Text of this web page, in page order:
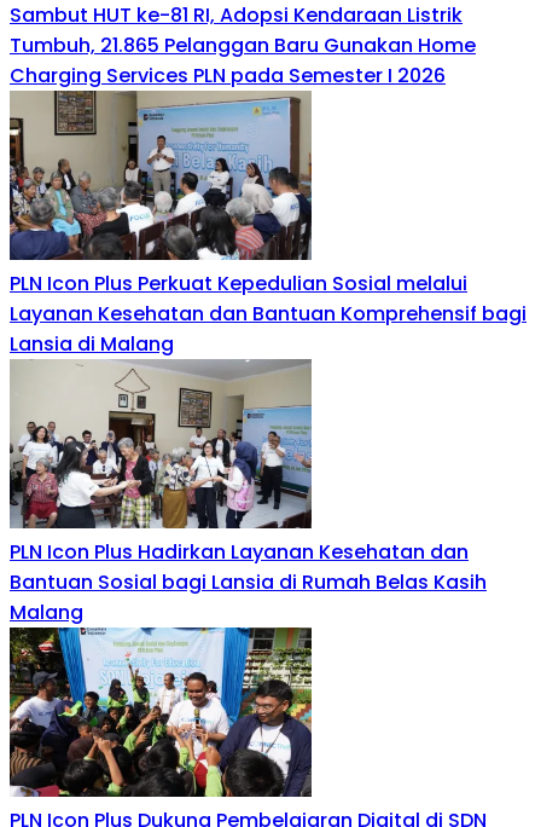
Sambut HUT ke-81 RI, Adopsi Kendaraan Listrik
Tumbuh, 21.865 Pelanggan Baru Gunakan Home
Charging Services PLN pada Semester I 2026
PLN Icon Plus Perkuat Kepedulian Sosial melalui
Layanan Kesehatan dan Bantuan Komprehensif bagi
Lansia di Malang
PLN Icon Plus Hadirkan Layanan Kesehatan dan
Bantuan Sosial bagi Lansia di Rumah Belas Kasih
Malang
PLN Icon Plus Dukung Pembelajaran Digital di SDN